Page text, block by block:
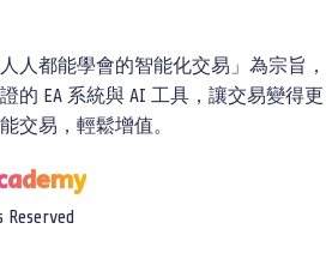
人都能學會的智能化交易」為宗旨，
的 EA 系統與 AI 工具，讓交易變得更
交易，輕鬆增值。